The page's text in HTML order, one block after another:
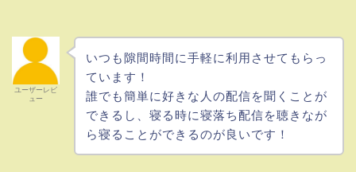
ユーザーレビ
ュー
いつも隙間時間に手軽に利用させてもらっ
ています！
誰でも簡単に好きな人の配信を聞くことが
できるし、寝る時に寝落ち配信を聴きなが
ら寝ることができるのが良いです！